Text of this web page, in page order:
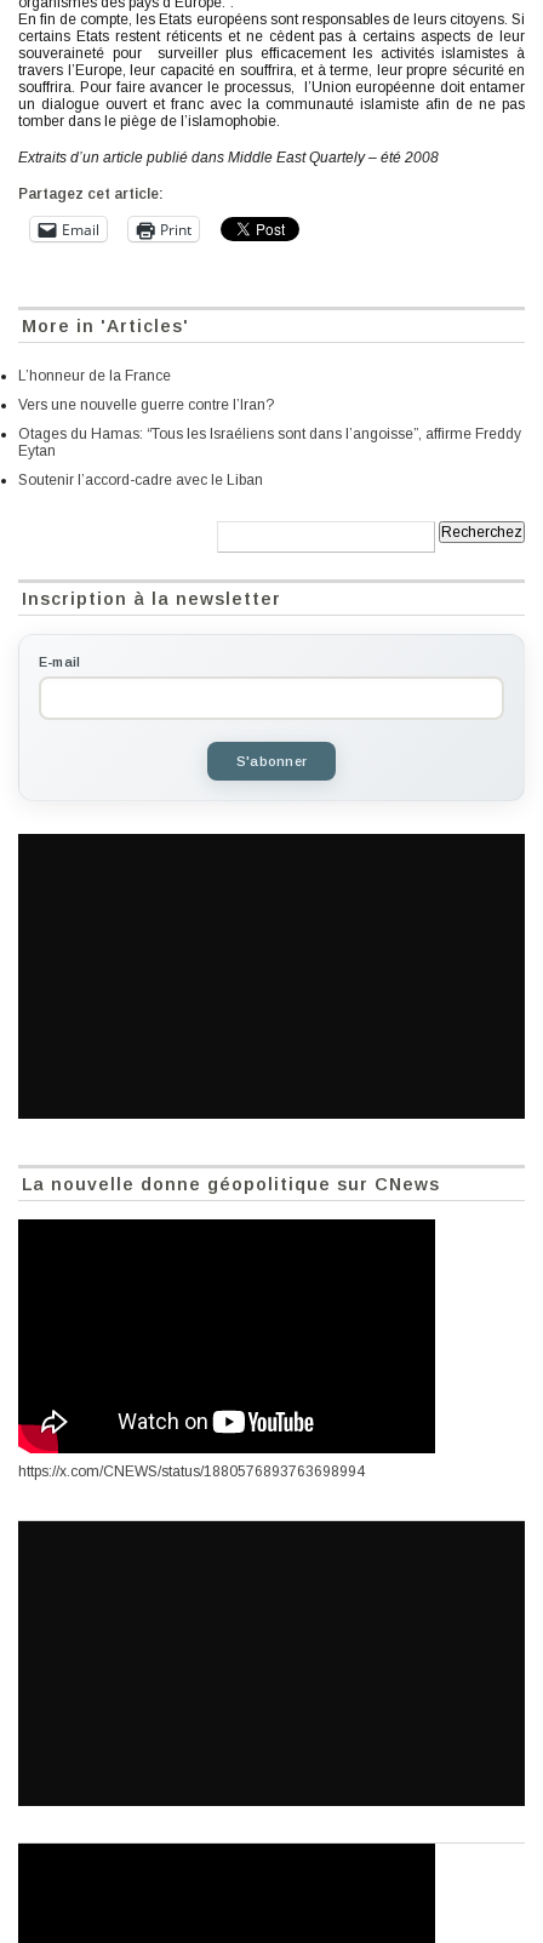
En fin de compte, les Etats européens sont responsables de leurs citoyens. Si
certains Etats restent réticents et ne cèdent pas à certains aspects de leur
souveraineté pour surveiller plus efficacement les activités islamistes à
travers l’Europe, leur capacité en souffrira, et à terme, leur propre sécurité en
souffrira. Pour faire avancer le processus, l’Union européenne doit entamer
un dialogue ouvert et franc avec la communauté islamiste afin de ne pas
tomber dans le piège de l’islamophobie.
Extraits d’un article publié dans Middle East Quartely – été 2008
Partagez cet article:
Email Print
More in 'Articles'
L’honneur de la France
Vers une nouvelle guerre contre l’Iran?
Otages du Hamas: “Tous les Israéliens sont dans l’angoisse”, affirme Freddy
Eytan
Soutenir l’accord-cadre avec le Liban
Inscription à la newsletter
E-mail
S'abonner
La nouvelle donne géopolitique sur CNews
https://x.com/CNEWS/status/1880576893763698994